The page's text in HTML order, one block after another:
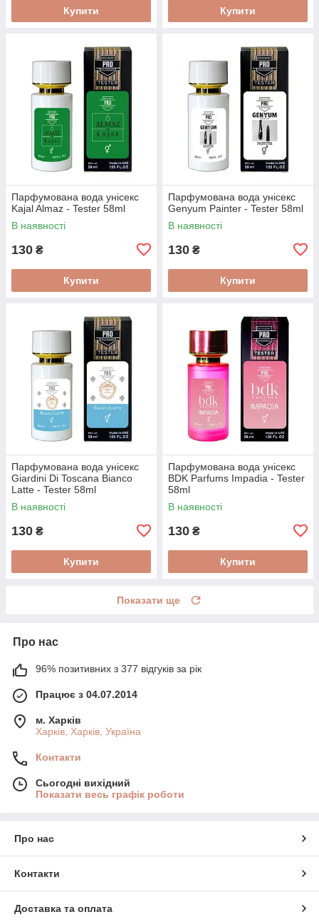
Купити Купити
Парфумована вода унісекс
Kajal Almaz - Tester 58ml
В наявності
130 ₴
Купити
Парфумована вода унісекс
Genyum Painter - Tester 58ml
В наявності
130 ₴
Купити
Парфумована вода унісекс
Giardini Di Toscana Bianco
Latte - Tester 58ml
В наявності
130 ₴
Купити
Парфумована вода унісекс
BDK Parfums Impadia - Tester
58ml
В наявності
130 ₴
Купити
Показати ще
Про нас
96% позитивних з 377 відгуків за рік
Працює з 04.07.2014
м. Харків
Харків, Харків, Україна
Контакти
Сьогодні вихідний
Показати весь графік роботи
Про нас
Контакти
Доставка та оплата